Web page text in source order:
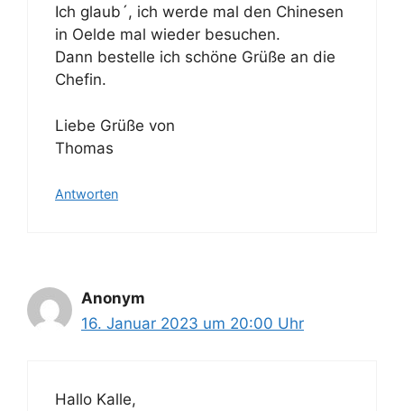
Ich glaub´, ich werde mal den Chinesen
in Oelde mal wieder besuchen.
Dann bestelle ich schöne Grüße an die
Chefin.
Liebe Grüße von
Thomas
Antworten
Anonym
16. Januar 2023 um 20:00 Uhr
Hallo Kalle,